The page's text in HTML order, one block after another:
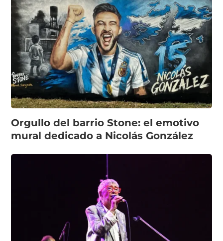
Orgullo del barrio Stone: el emotivo
mural dedicado a Nicolás González